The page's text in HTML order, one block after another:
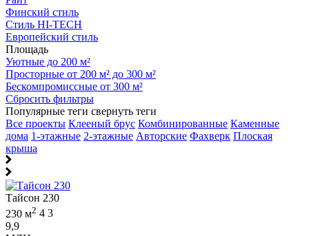
Финский стиль
Стиль HI-TECH
Европейский стиль
Площадь
Уютные до 200 м²
Просторные от 200 м² до 300 м²
Бескомпромиссные от 300 м²
Сбросить фильтры
Популярные теги свернуть теги
Все проекты Клееный брус Комбинированные Каменные
дома 1-этажные 2-этажные Авторские Фахверк Плоская
крыша
Тайсон 230
230 м2 4 3
9,9